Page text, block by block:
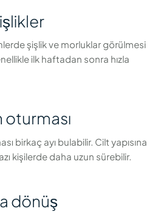
şişlik ve morluklar görülmesi
ilk haftadan sonra hızla
oturması
birkaç ayı bulabilir. Cilt yapısına
kişilerde daha uzun sürebilir.
dönüş